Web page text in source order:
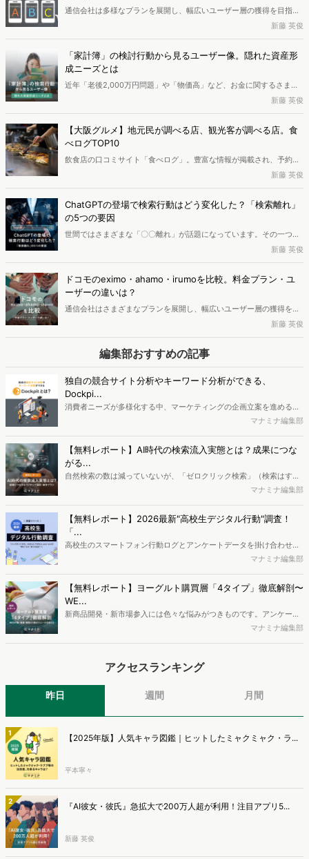
通信会社は多様なプランを展開し、幅広いユーザー層の獲得を目指し
ています。本記事では、KDDIが展開するau・UQモバイル・povoを比
較し、それぞれのユーザー層の違いを分析します。
新藤 英俊
「家計簿」の検討行動から見るユーザー像。隠れた資産形
成ニーズとは
近年「老後2,000万円問題」や「物価高」など、お金に関するさまざ
まな不安が注目を集めています。それに伴い家計を見直す中で、「家
計簿」に関心を持つ人も増えているのではないでしょうか。今回は、
そんな家計簿関心者の人物像や興味を持つきっかけについて分析しま
す。
新藤 英俊
【大阪グルメ】地元民が調べる店、観光客が調べる店。食
べログTOP10
飲食店の口コミサイト「食べログ」。豊富な情報が掲載され、予約ま
で可能な食べログは多くの人に利用されています。食べログの利用シ
ーンはさまざまですが、「地元民が調べるお店」と「観光客が調べる
お店」にはどのような違いがあるのでしょうか？本記事では、現在万
博が開催されている大阪を対象に、その違いを分析します。
新藤 英俊
ChatGPTの登場で検索行動はどう変化した？「検索離れ」
の5つの要因
世間ではさまざまな「〇〇離れ」が話題になっています。その一つ
に、「検索離れ」があります。この記事では、実際に検索離れが起き
ているのか、検索ワードごとで変化に違いがあるのか、そして検索行
動が変わった要因について、2022年からの3年間のデータを分析して
いきます。
新藤 英俊
ドコモのeximo・ahamo・irumoを比較。料金プラン・ユ
ーザーの違いは？
通信会社はさまざまなプランを展開し、幅広いユーザー層の獲得を目
指しています。本記事ではNTT docomo（以下ドコモ）が提供する3
つの料金プランeximo・ahamo・irumoを比較しながら、料金プラン
の違いがどのようなユーザー層の違いを生み出しているのか分析して
いきます。
新藤 英俊
編集部おすすめの記事
独自の競合サイト分析やキーワード分析ができる、
Dockpi...
消費者ニーズが多様化する中、マーケティングの企画立案を進める上
で、競合分析や消費者分析の重要性がより高まっています。Web行動
データを活用し、Web上の消費者行動を起点とした競合サイト分析や
消費者分析が可能です。今回はDockpitならではの利便性の高い機能
や活用方法を解説します。
マナミナ編集部
【無料レポート】AI時代の検索流入実態とは？成果につな
がる...
自然検索の数は減っていないが、「ゼロクリック検索」（検索はする
がページには流入しない）の割合が増加しているのが、AI時代の検索
か、また、要因を理解した上で、成果に確実につながるコンテンツを
制作するにはどうするべきなのでしょうか。本レポートはこのような
疑問をお抱えのSEO・Webマーケティングご担当者様におすすめの内
容となっています。※本レポートは記事のフォームから無料でダウン
マナミナ編集部
【無料レポート】2026最新"高校生デジタル行動"調査！
「...
高校生のスマートフォン行動ログとアンケートデータを掛け合わせ、
最新の若年層（高校生）におけるデジタル行動実態やSNSの利用傾向
ち、スマートフォンを取り巻く環境が成熟するなか、新興SNSの台頭
により高校生のデジタルライフスタイルは新たな変化を見せていま
す。※資料は記事内の入力フォームより、ダウンロードいただけま
マナミナ編集部
【無料レポート】ヨーグルト購買層「4タイプ」徹底解剖〜
WE...
新商品開発・新市場参入には色々な悩みがつきものです。アンケート
調査を実施しても、購買実態が不透明、新商品の受容性も判断しきれ
ようにして市場理解をしていけるのか、現状の既発商品のセグメント
す。新商品開発関連担当者様・マーケティング担当者様向け必見のレ
ウンロードできます。
マナミナ編集部
アクセスランキング
昨日 週間 月間
1 【2025年版】人気キャラ図鑑｜ヒットしたミャクミャク・ラ...
平本寧々
2 『AI彼女・彼氏』急拡大で200万人超が利用！注目アプリ5...
新藤 英俊